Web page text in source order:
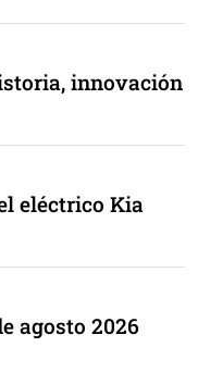
innovación
eléctrico Kia
agosto 2026